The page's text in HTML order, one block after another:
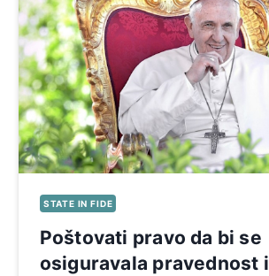
STATE IN FIDE
Poštovati pravo da bi se
osiguravala pravednost i